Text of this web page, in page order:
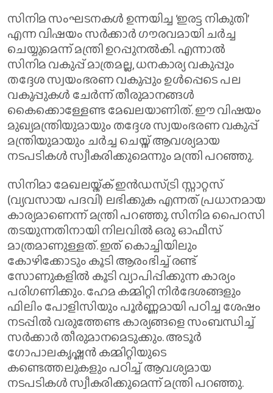
സിനിമ സംഘടനകൾ ഉന്നയിച്ച ‘ഇരട്ട നികുതി’
എന്ന വിഷയം സർക്കാർ ഗൗരവമായി ചർച്ച
ചെയ്യുമെന്ന് മന്ത്രി ഉറപ്പുനൽകി. എന്നാൽ
സിനിമ വകുപ്പ് മാത്രമല്ല, ധനകാര്യ വകുപ്പും
തദ്ദേശ സ്വയംഭരണ വകുപ്പും ഉൾപ്പെടെ പല
വകുപ്പുകൾ ചേർന്ന് തീരുമാനങ്ങൾ
കൈക്കൊള്ളേണ്ട മേഖലയാണിത്. ഈ വിഷയം
മുഖ്യമന്ത്രിയുമായും തദ്ദേശ സ്വയംഭരണ വകുപ്പ്
മന്ത്രിയുമായും ചർച്ച ചെയ്ത് ആവശ്യമായ
നടപടികൾ സ്വീകരിക്കുമെന്നും മന്ത്രി പറഞ്ഞു.
സിനിമാ മേഖലയ്ക്ക് ഇൻഡസ്ട്രി സ്റ്റാറ്റസ്
(വ്യവസായ പദവി) ലഭിക്കുക എന്നത് പ്രധാനമായ
കാര്യമാണെന്ന് മന്ത്രി പറഞ്ഞു. സിനിമ പൈറസി
തടയുന്നതിനായി നിലവിൽ ഒരു ഓഫീസ്
മാത്രമാണുള്ളത്. ഇത് കൊച്ചിയിലും
കോഴിക്കോടും കൂടി ആരംഭിച്ച് രണ്ട്
സോണുകളിൽ കൂടി വ്യാപിപ്പിക്കുന്ന കാര്യം
പരിഗണിക്കും. ഹേമ കമ്മിറ്റി നിർദേശങ്ങളും
ഫിലിം പോളിസിയും പൂർണ്ണമായി പഠിച്ച ശേഷം
നടപ്പിൽ വരുത്തേണ്ട കാര്യങ്ങളെ സംബന്ധിച്ച്
സർക്കാർ തീരുമാനമെടുക്കും. അടൂർ
ഗോപാലകൃഷ്ണൻ കമ്മിറ്റിയുടെ
കണ്ടെത്തലുകളും പഠിച്ച് ആവശ്യമായ
നടപടികൾ സ്വീകരിക്കുമെന്ന് മന്ത്രി പറഞ്ഞു.